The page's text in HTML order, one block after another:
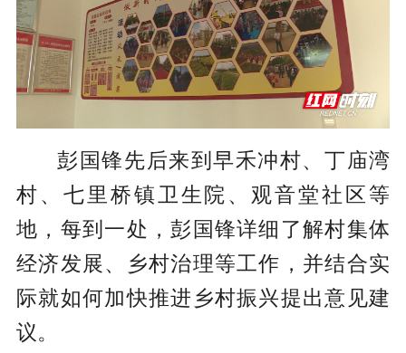
彭国锋先后来到早禾冲村、丁庙湾
村、七里桥镇卫生院、观音堂社区等
地，每到一处，彭国锋详细了解村集体
经济发展、乡村治理等工作，并结合实
际就如何加快推进乡村振兴提出意见建
议。